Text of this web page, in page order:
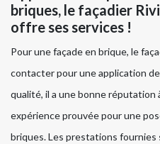
briques, le façadier
offre ses services !
Pour une façade en brique, le
contacter pour une application
qualité, il a une bonne réputation
expérience prouvée pour une
briques. Les prestations